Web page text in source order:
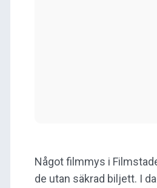
Något filmmys i
de utan säkrad biljett. I